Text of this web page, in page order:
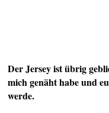
Der Jersey ist übrig
mich genäht habe und
werde.